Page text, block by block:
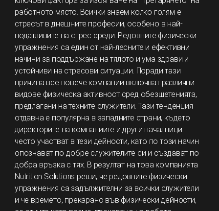
работното място. Всички знаем колко голям е
стресът в днешните професии, особено в най-
податливите на стрес среди. Редовните физически
упражнения са един от най-лесните и ефективни
начини за поддържане на тялото и ума здрави и
устойчиви на стресови ситуации. Поради тази
причина все повече компании включват различни
видове физическа активност сред обезщетенията,
предлагани на техните служители. Тази тенденция
отдавна е популярна в западните страни, където
директорите на компаниите и други началници
често участват в тези дейности, като по този начин
опознават по-добре служителите си и създават по-
добра връзка с тях. В резултат на това компанията
Nutrition Solutions реши, че редовните физически
упражнения са задължителни за всички служители
и че времето, прекарано във физически дейности,